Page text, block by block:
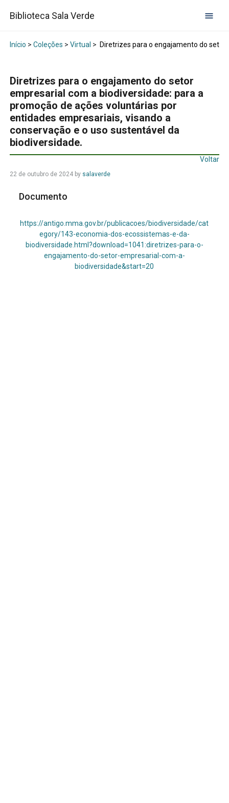
Biblioteca Sala Verde
Início > Coleções > Virtual > Diretrizes para o engajamento do
Diretrizes para o engajamento do setor
empresarial com a biodiversidade: para a
promoção de ações voluntárias por
entidades empresariais, visando a
conservação e o uso sustentável da
biodiversidade.
Voltar
22 de outubro de 2024by salaverde
Documento
https://antigo.mma.gov.br/publicacoes/biodiversidade/cat
egory/143-economia-dos-ecossistemas-e-da-
biodiversidade.html?download=1041:diretrizes-para-o-
engajamento-do-setor-empresarial-com-a-
biodiversidade&start=20